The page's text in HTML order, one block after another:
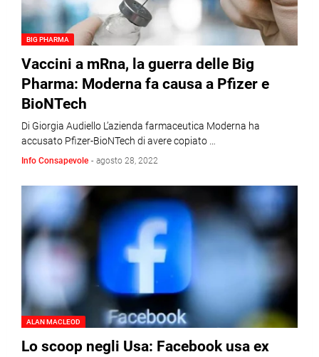
BIG PHARMA
Vaccini a mRna, la guerra delle Big
Pharma: Moderna fa causa a Pfizer e
BioNTech
Di Giorgia Audiello L’azienda farmaceutica Moderna ha
accusato Pfizer-BioNTech di avere copiato …
Info Consapevole - agosto 28, 2022
ALAN MACLEOD
Lo scoop negli Usa: Facebook usa ex